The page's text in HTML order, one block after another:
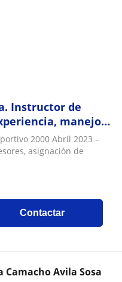
Instructor de
manejo
grado de
2000 Abril 2023 –
asignación de
Contactar
Camacho Avila Sosa